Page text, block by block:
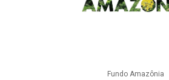
Fundo Amazônia